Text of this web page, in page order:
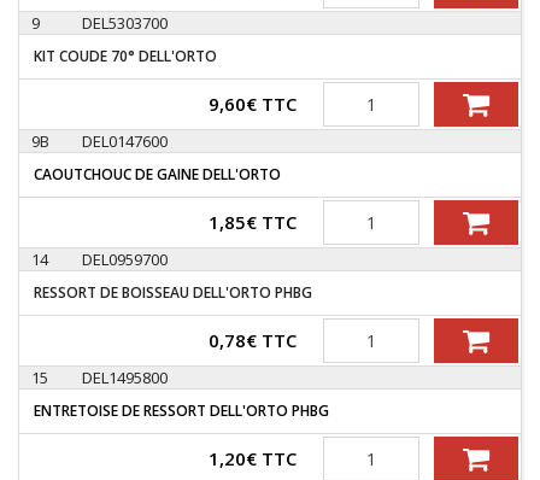
9 DEL5303700
KIT COUDE 70° DELL'ORTO
9,60€ TTC Quantité
9B DEL0147600
CAOUTCHOUC DE GAINE DELL'ORTO
1,85€ TTC Quantité
14 DEL0959700
RESSORT DE BOISSEAU DELL'ORTO PHBG
0,78€ TTC Quantité
15 DEL1495800
ENTRETOISE DE RESSORT DELL'ORTO PHBG
1,20€ TTC Quantité